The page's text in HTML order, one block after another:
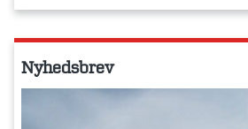
Nyhedsbrev